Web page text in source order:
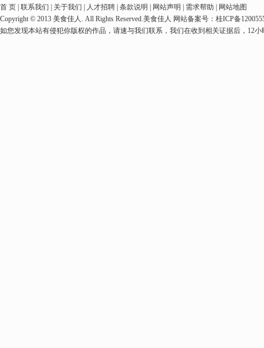
首 页 | 联系我们 | 关于我们 | 人才招聘 | 条款说明 | 网站声明 | 需求帮助 | 网站地图
Copyright © 2013 美食佳人. All Rights Reserved.美食佳人 网站备案号：桂ICP备
如您发现本站有侵犯你版权的作品，请速与我们联系，我们在收到相关证据后，12